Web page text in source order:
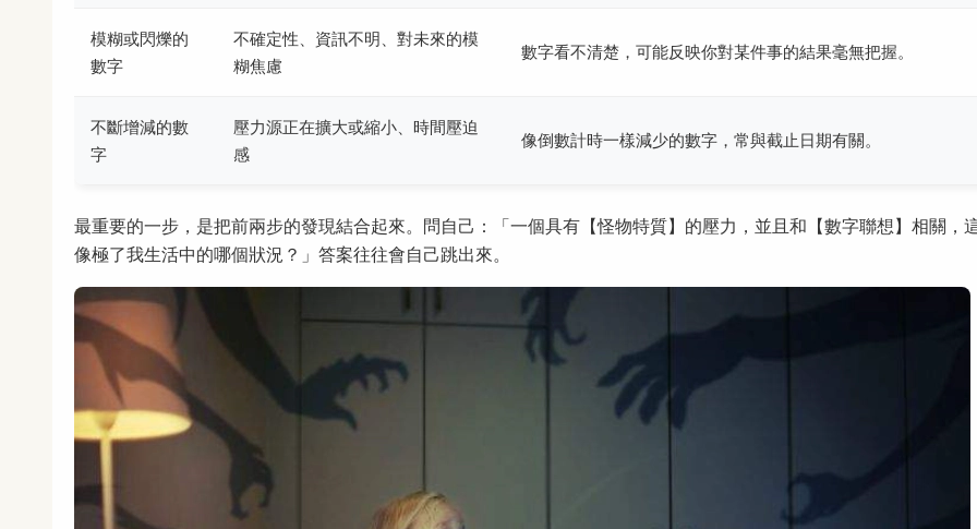
模糊或閃爍的
數字
不確定性、資訊不明、對未來的模
糊焦慮
數字看不清楚，可能反映你對某件事的結果毫無把握。
不斷增減的數
字
壓力源正在擴大或縮小、時間壓迫
感
像倒數計時一樣減少的數字，常與截止日期有關。
最重要的一步，是把前兩步的發現結合起來。問自己：「一個具有【怪物特質】的壓力，並且和【數字聯想】相關，
像極了我生活中的哪個狀況？」答案往往會自己跳出來。